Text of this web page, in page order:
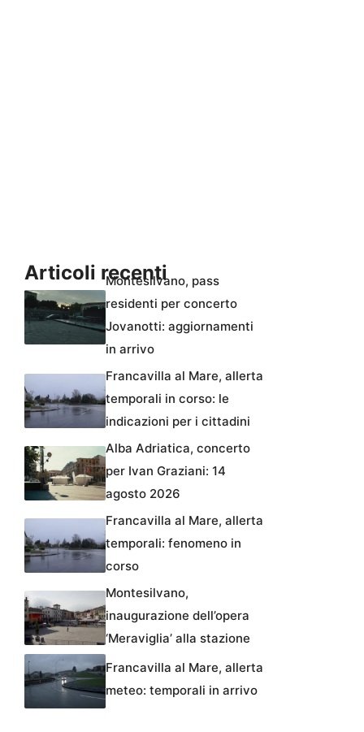
Articoli recenti
Montesilvano, pass
residenti per concerto
Jovanotti: aggiornamenti
in arrivo
Francavilla al Mare, allerta
temporali in corso: le
indicazioni per i cittadini
Alba Adriatica, concerto
per Ivan Graziani: 14
agosto 2026
Francavilla al Mare, allerta
temporali: fenomeno in
corso
Montesilvano,
inaugurazione dell’opera
‘Meraviglia’ alla stazione
Francavilla al Mare, allerta
meteo: temporali in arrivo